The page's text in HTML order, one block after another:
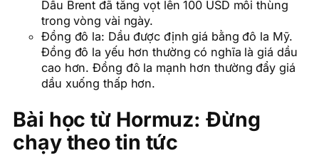
Dầu Brent đã tăng vọt lên 100 USD mỗi thùng
trong vòng vài ngày.
Đồng đô la: Dầu được định giá bằng đô la Mỹ.
Đồng đô la yếu hơn thường có nghĩa là giá dầu
cao hơn. Đồng đô la mạnh hơn thường đẩy giá
dầu xuống thấp hơn.
Bài học từ Hormuz: Đừng
chạy theo tin tức